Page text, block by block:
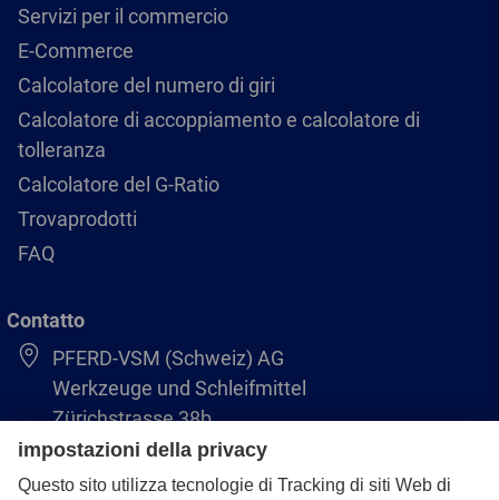
Servizi per il commercio
E-Commerce
Calcolatore del numero di giri
Calcolatore di accoppiamento e calcolatore di
tolleranza
Calcolatore del G-Ratio
Trovaprodotti
FAQ
Contatto
PFERD-VSM (Schweiz) AG
Werkzeuge und Schleifmittel
Zürichstrasse 38b
8306 Brüttisellen